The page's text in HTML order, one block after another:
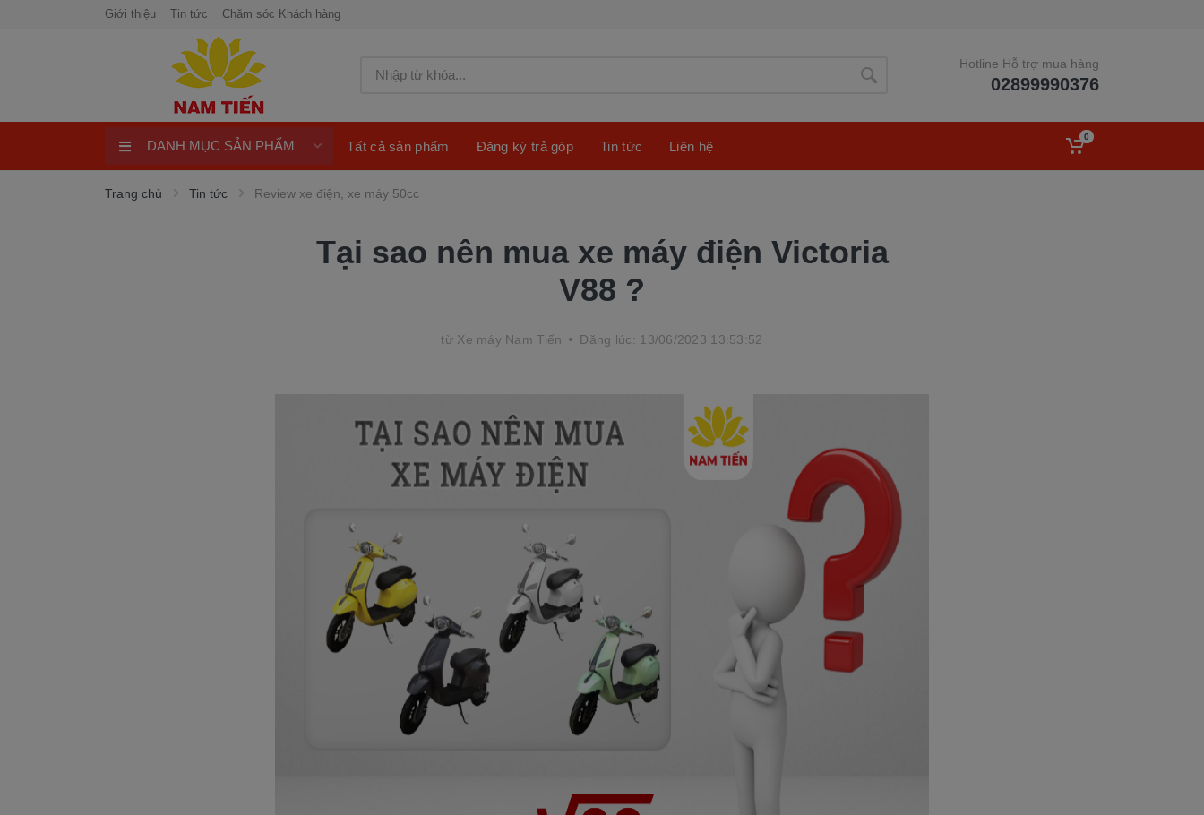
Giới thiệu Tin tức Chăm sóc Khách hàng
Hotline Hỗ trợ mua hàng
02899990376
Xe máy 50cc
DANH MỤC SẢN PHẨM Tất cả sản phẩm Đăng ký trả góp Tin tức Liên hệ
0
Trang chủ Tin tức Review xe điện, xe máy 50cc
Tại sao nên mua xe máy điện Victoria
V88 ?
từ Xe máy Nam Tiến Đăng lúc: 13/06/2023 13:53:52